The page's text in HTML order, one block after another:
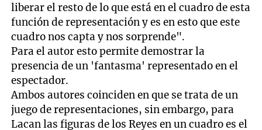
liberar el resto de lo que está en el cuadro de esta
función de representación y es en esto que este
cuadro nos capta y nos sorprende".
Para el autor esto permite demostrar la
presencia de un 'fantasma' representado en el
espectador.
Ambos autores coinciden en que se trata de un
juego de representaciones, sin embargo, para
Lacan las figuras de los Reyes en un cuadro es el